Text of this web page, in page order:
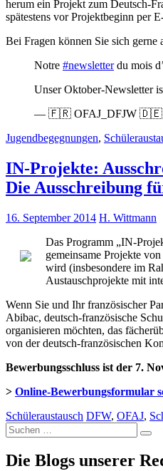
herum ein Projekt zum Deutsch-
spätestens vor Projektbeginn per
Bei Fragen können Sie sich gerne
Notre #newsletterdu mois
Unser Oktober-Newsletter
— 🇫🇷 OFAJ_DFJW 🇩🇪
Jugendbegegnungen,
IN-Projekte:
Die Ausschreibung
16. September 2014 H. Wittmann
Das Programm „IN-
gemeinsame Projekte
wird (insbesondere im
Austauschprojekte mit
Wenn Sie und Ihr französischer
Abibac, deutsch-französische
organisieren möchten, das
von der deutsch-französischen
Bewerbungsschluss ist der 7.
> Online-Bewerbungsformular
Schüleraustausch DFW, OFAJ,
Suche
nach:
Die Blogs unserer